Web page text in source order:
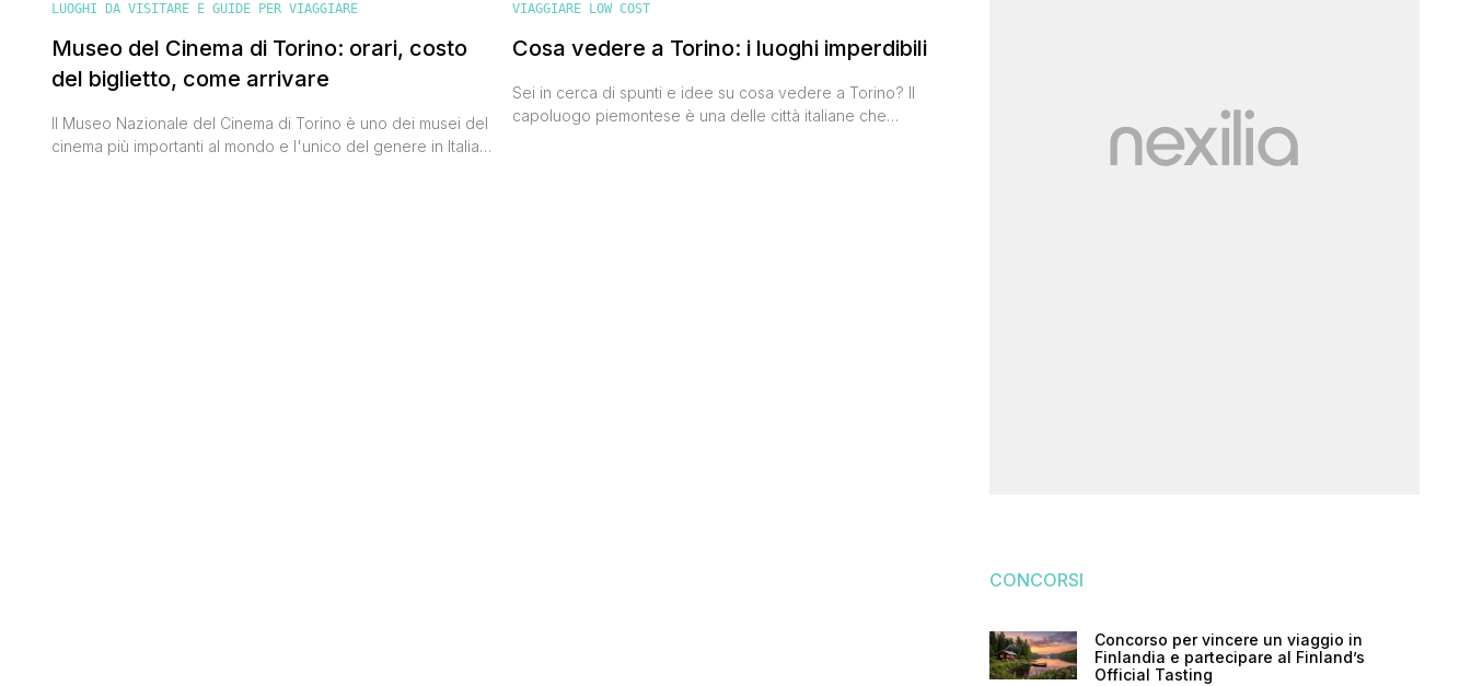
LUOGHI DA VISITARE E GUIDE PER VIAGGIARE
Museo del Cinema di Torino: orari, costo
del biglietto, come arrivare
Il Museo Nazionale del Cinema di Torino è uno dei musei del
cinema più importanti al mondo e l'unico del genere in Italia.
VIAGGIARE LOW COST
Cosa vedere a Torino: i luoghi imperdibili
Sei in cerca di spunti e idee su cosa vedere a Torino? Il
capoluogo piemontese è una delle città italiane che
CONCORSI
Concorso per vincere un viaggio in
Finlandia e partecipare al Finland’s
Official Tasting